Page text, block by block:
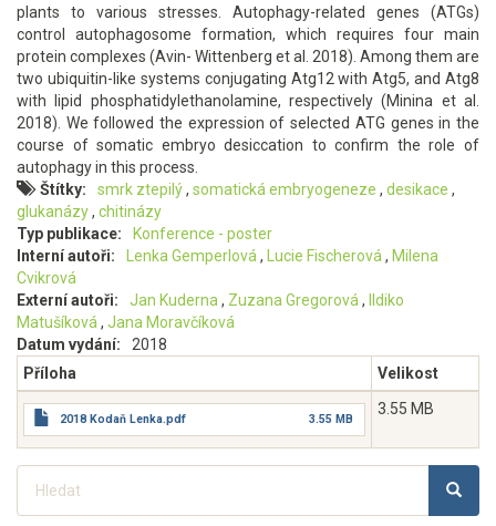
plants to various stresses. Autophagy-related genes (ATGs)
control autophagosome formation, which requires four main
protein complexes (Avin- Wittenberg et al. 2018). Among them are
two ubiquitin-like systems conjugating Atg12 with Atg5, and Atg8
with lipid phosphatidylethanolamine, respectively (Minina et al.
2018). We followed the expression of selected ATG genes in the
course of somatic embryo desiccation to confirm the role of
autophagy in this process.
Štítky
smrk ztepilý somatická embryogeneze
desikace
glukanázy chitinázy
Typ publikace
Konference - poster
Interní autoři
Lenka Gemperlová Lucie Fischerová
Milena
Cvikrová
Externí autoři
Jan Kuderna Zuzana Gregorová
Ildiko
Matušíková
Jana Moravčíková
Datum vydání
2018
Příloha
Velikost
2018 Kodaň Lenka.pdf 3.55 MB
3.55 MB
Hledat